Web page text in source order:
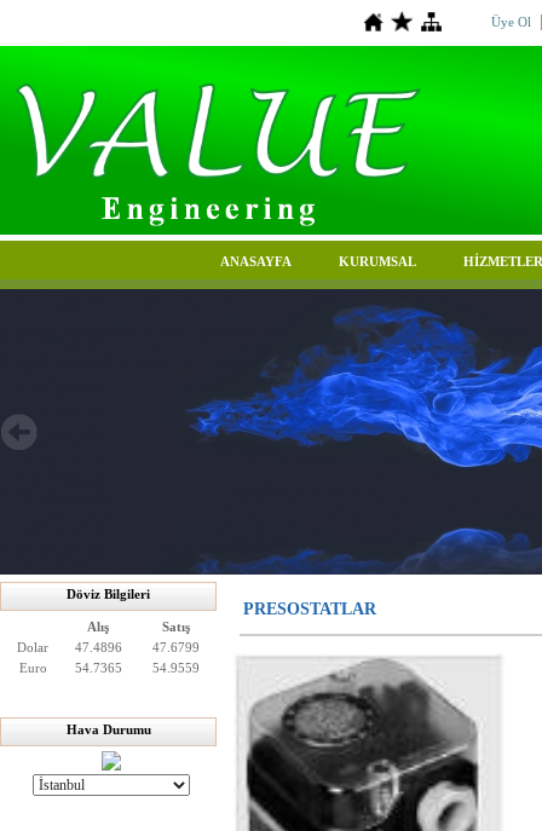
Üye Ol
ANASAYFA KURUMSAL
Döviz Bilgileri
Alış
Satış
Dolar
47.4896
47.6799
Euro
54.7365 54.9559
Hava Durumu
PRESOSTATLAR